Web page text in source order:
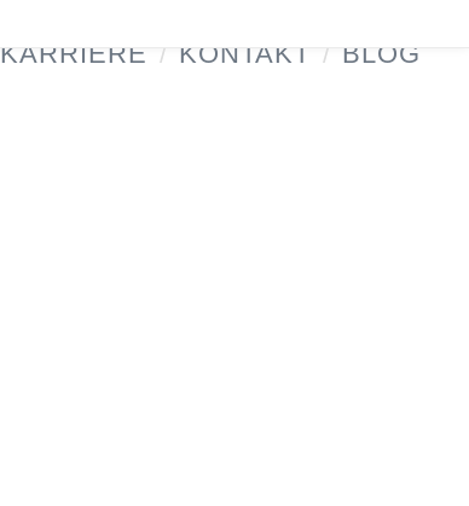
KARRIERE / KONTAKT / BLOG